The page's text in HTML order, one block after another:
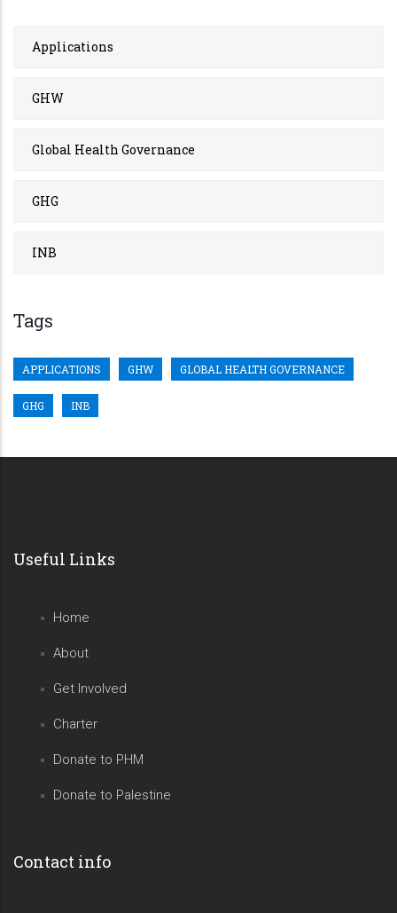
Applications
GHW
Global Health Governance
GHG
INB
Tags
APPLICATIONS GHW GLOBAL HEALTH GOVERNANCE
GHG INB
Useful Links
Home
About
Get Involved
Charter
Donate to PHM
Donate to Palestine
Contact info